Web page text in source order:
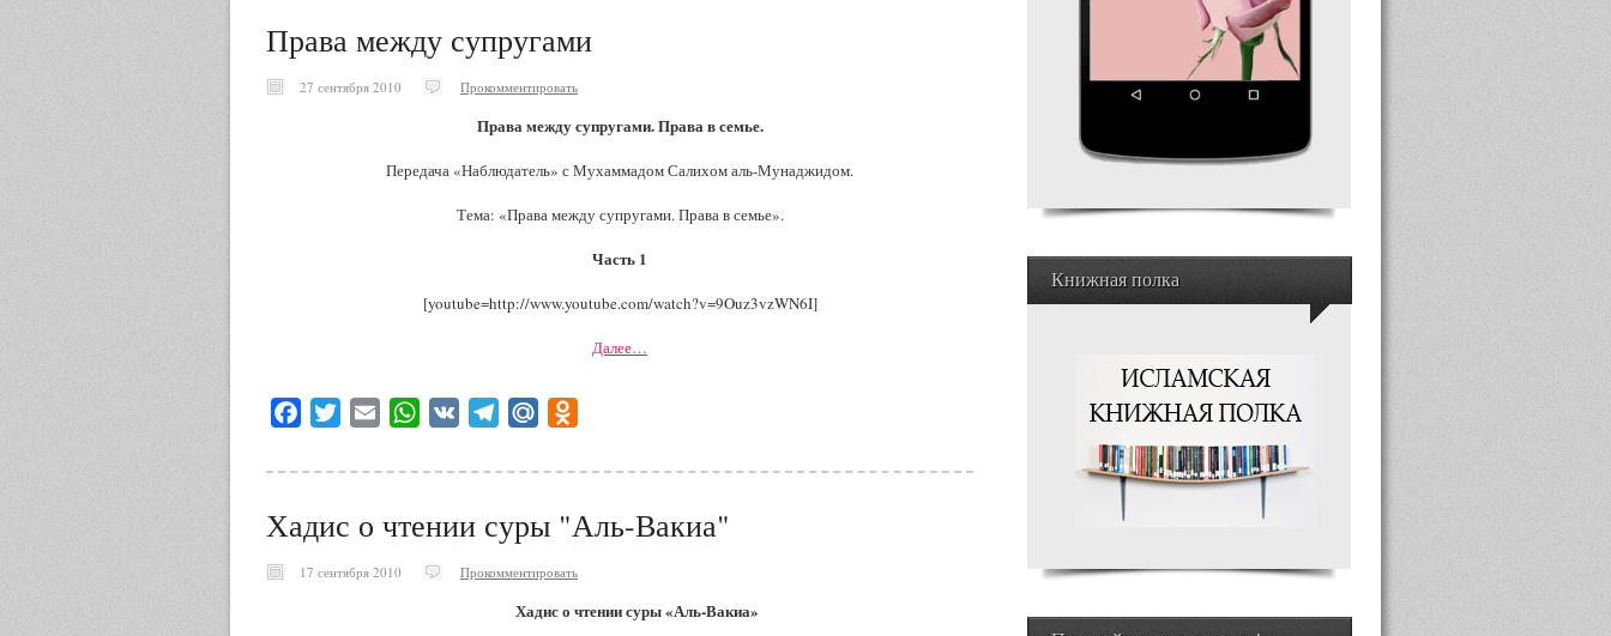
Права между супругами
27 сентября 2010 Прокомментировать
Права между супругами. Права в семье.
Передача «Наблюдатель» с Мухаммадом Салихом аль-Мунаджидом.
Тема: «Права между супругами. Права в семье».
Часть 1
[youtube=http://www.youtube.com/watch?v=9Ouz3vzWN6I]
Далее…
Facebook
Twitter Email WhatsApp
VK TelegramMail.Ru
Хадис о чтении суры "Аль-Вакиа"
17 сентября 2010 Прокомментировать
Хадис о чтении суры «Аль-Вакиа»
Книжная полка